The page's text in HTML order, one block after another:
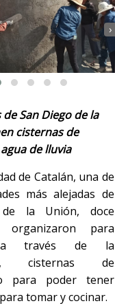
›
San Diego de la
cisternas de
de lluvia
de Catalán, una de
más alejadas de
la Unión, doce
para
a través de la
cisternas de
para poder tener
tomar y cocinar.